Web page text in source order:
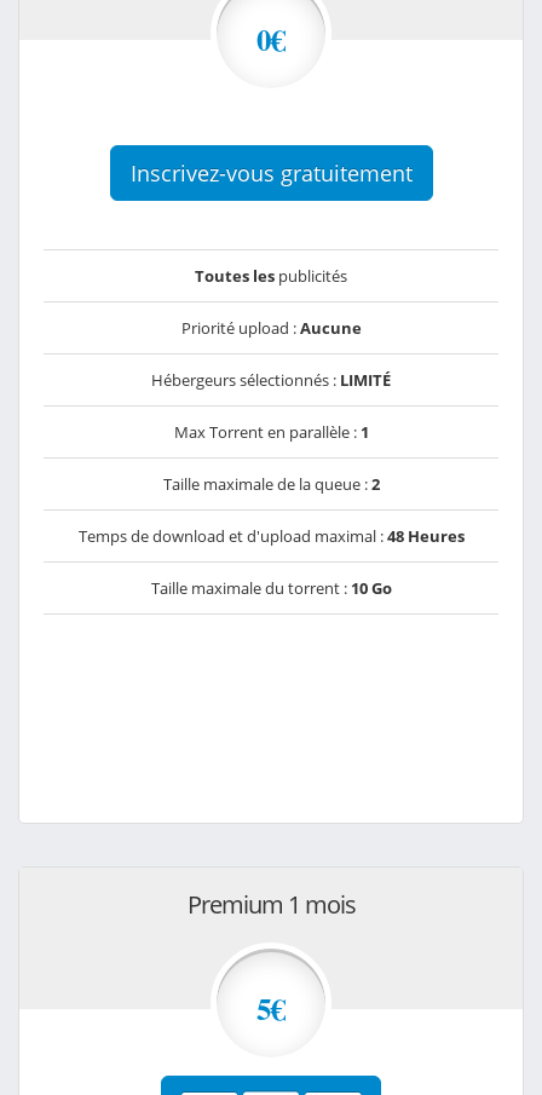
0€
Inscrivez-vous gratuitement
Toutes les publicités
Priorité upload :Aucune
Hébergeurs sélectionnés : LIMITÉ
Max Torrent en parallèle : 1
Taille maximale de la queue :2
Temps de download et d'upload maximal :48 Heures
Taille maximale du torrent : 10 Go
Premium 1 mois
5€